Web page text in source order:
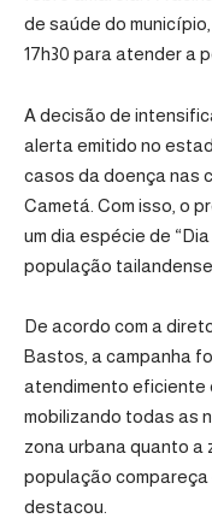
de saúde do
17h30 para atender a
A decisão de
alerta emitido no
casos da doença nas
Cametá. Com isso, o
um dia espécie de
população
De acordo com a
Bastos, a campanha
atendimento eficiente
mobilizando todas as
zona urbana quanto a
população
destacou.